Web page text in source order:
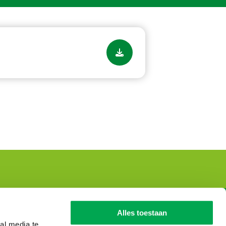
Alles toestaan
Dutch Environmental
Database